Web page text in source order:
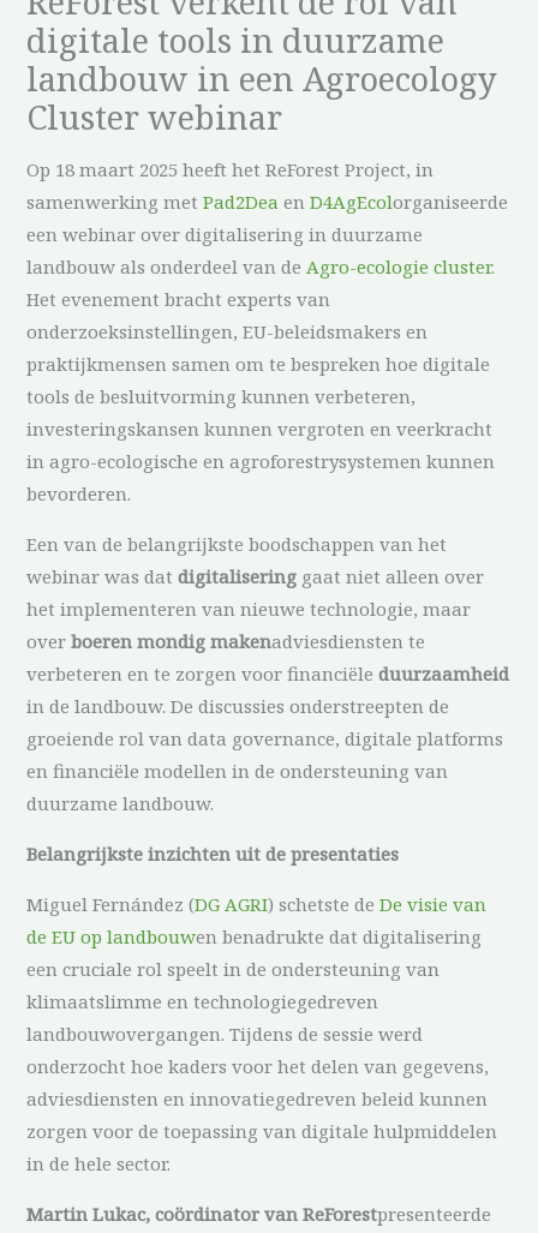
digitale tools in duurzame
landbouw in een Agroecology
Cluster webinar
Op 18 maart 2025 heeft het ReForest Project, in
samenwerking metPad2Dea enD4AgEcolorganiseerde
een webinar over digitalisering in duurzame
landbouw als onderdeel van deAgro-ecologie cluster.
Het evenement bracht experts van
onderzoeksinstellingen, EU-beleidsmakers en
praktijkmensen samen om te bespreken hoe digitale
tools de besluitvorming kunnen verbeteren,
investeringskansen kunnen vergroten en veerkracht
in agro-ecologische en agroforestrysystemen kunnen
bevorderen.
Een van de belangrijkste boodschappen van het
webinar was datdigitalisering gaat niet alleen over
het implementeren van nieuwe technologie, maar
overboeren mondig makenadviesdiensten te
verbeteren en te zorgen voor financiëleduurzaamheid
in de landbouw. De discussies onderstreepten de
groeiende rol van data governance, digitale platforms
en financiële modellen in de ondersteuning van
duurzame landbouw.
Belangrijkste inzichten uit de presentaties
Miguel Fernández (DG AGRI) schetste deDe visie van
de EU op landbouwen benadrukte dat digitalisering
een cruciale rol speelt in de ondersteuning van
klimaatslimme en technologiegedreven
landbouwovergangen. Tijdens de sessie werd
onderzocht hoe kaders voor het delen van gegevens,
adviesdiensten en innovatiegedreven beleid kunnen
zorgen voor de toepassing van digitale hulpmiddelen
in de hele sector.
Martin Lukac, coördinator van ReForestpresenteerde